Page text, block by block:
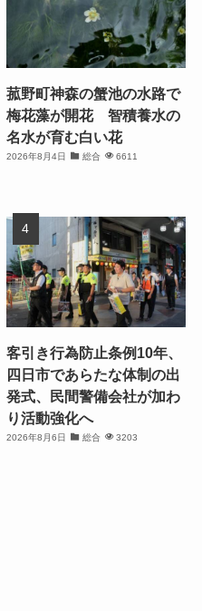
菰野町神森の蟹池の水路で
梅花藻が開花 智積養水の
名水が育む白い花
2026年8月4日 総合 6611
客引き行為防止条例10年、
四日市であらたな体制の出
発式、民間警備会社が加わ
り活動強化へ
2026年8月6日 総合 3203